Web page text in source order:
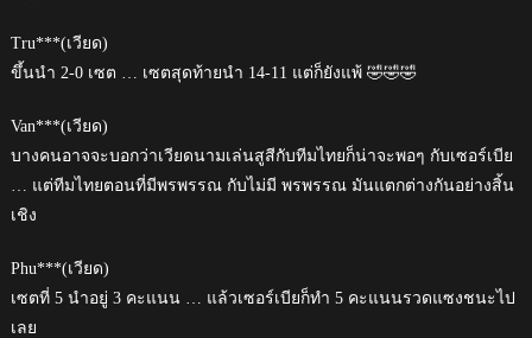
Tru***(เวียด)
ขึ้นนำ 2-0 เซต … เซตสุดท้ายนำ 14-11 แต่ก็ยังแพ้ 🤣🤣🤣
Van***(เวียด)
บางคนอาจจะบอกว่าเวียดนามเล่นสูสีกับทีมไทยก็น่าจะพอๆ กับเซอร์เบีย
… แต่ทีมไทยตอนที่มีพรพรรณ กับไม่มี พรพรรณ มันแตกต่างกันอย่างสิ้น
เชิง
Phu***(เวียด)
เซตที่ 5 นำอยู่ 3 คะแนน … แล้วเซอร์เบียก็ทำ 5 คะแนนรวดแซงชนะไป
เลย